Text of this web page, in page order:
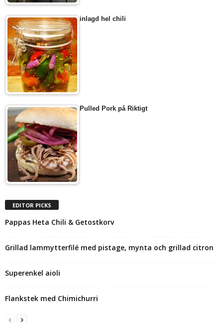
inlagd hel chili
Pulled Pork på Riktigt
EDITOR PICKS
Pappas Heta Chili & Getostkorv
Grillad lammytterfilé med pistage, mynta och grillad citron
Superenkel aioli
Flankstek med Chimichurri